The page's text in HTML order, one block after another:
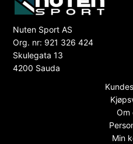
Nuten Sport AS
Org. nr: 921 326 424
Skulegata 13
4200 Sauda
Om
Min